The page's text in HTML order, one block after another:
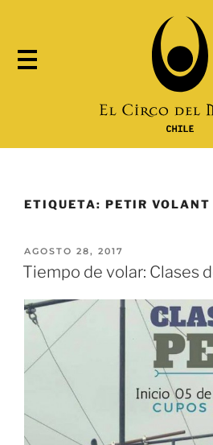
ETIQUETA: PETIR VOLANT
AGOSTO 28, 2017
Tiempo de volar: Clases